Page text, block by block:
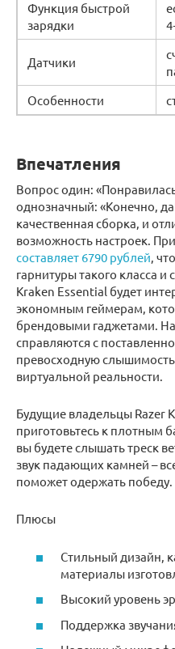
Функция быстрой
зарядки
Датчики
Особенности
Впечатления
Вопрос один:
однозначный: «Конечно,
качественная сборка, и
возможность настроек.
составляет 6790 рублей,
гарнитуры такого класса
Kraken Essential будет
экономным геймерам,
брендовыми гаджетами.
справляются с
превосходную слышимость
виртуальной реальности.
Будущие владельцы Razer
приготовьтесь к плотным
вы будете слышать треск
звук падающих камней –
поможет одержать победу.
Плюсы
Стильный дизайн,
материалы
Высокий уровень
Поддержка